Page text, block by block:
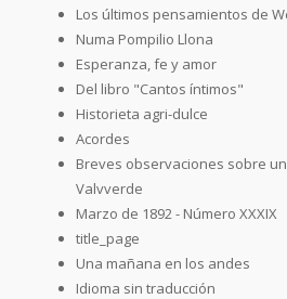
Los últimos pensamientos de
Numa Pompilio Llona
Esperanza, fe y amor
Del libro "Cantos íntimos"
Historieta agri-dulce
Acordes
Breves observaciones sobre
Valvverde
Marzo de 1892 - Número XXXIX
title_page
Una mañana en los andes
Idioma sin traducción